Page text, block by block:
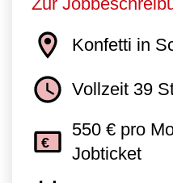
Konfetti in
Vollzeit 39
550 € pro
Jobticket